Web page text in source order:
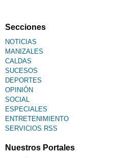
Secciones
NOTICIAS
MANIZALES
CALDAS
SUCESOS
DEPORTES
OPINIÓN
SOCIAL
ESPECIALES
ENTRETENIMIENTO
SERVICIOS RSS
Nuestros Portales